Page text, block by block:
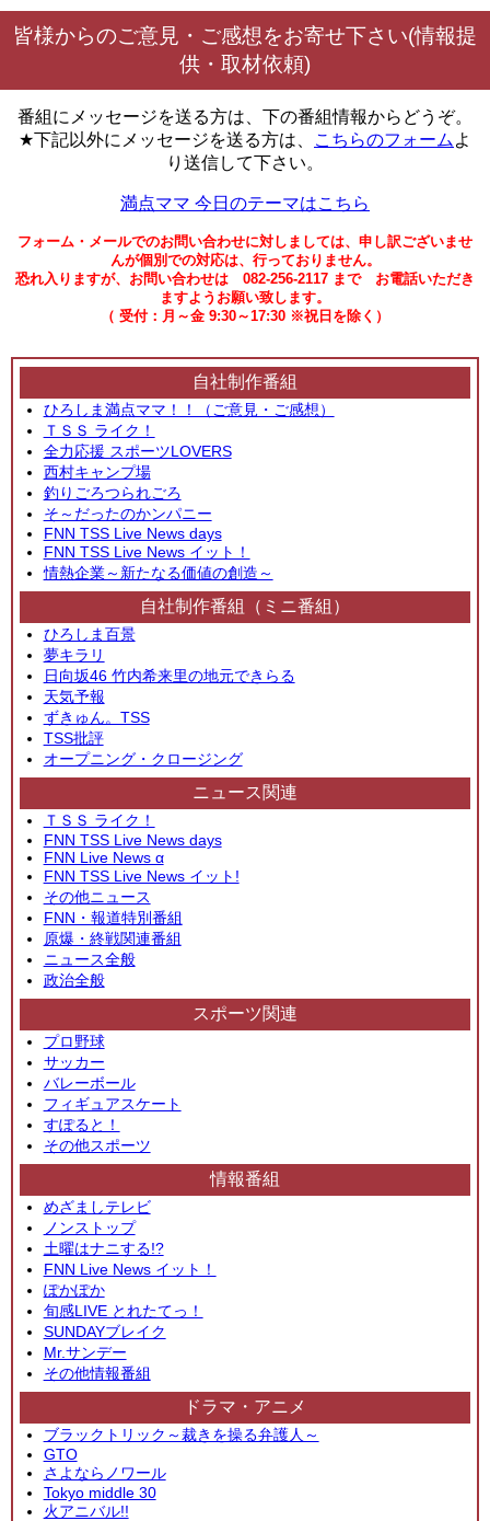
皆様からのご意見・ご感想をお寄せ下さい(情報提
供・取材依頼)
番組にメッセージを送る方は、下の番組情報からどうぞ。
★下記以外にメッセージを送る方は、
こちらのフォーム よ
り送信して下さい。
満点ママ 今日のテーマはこちら
フォーム・メールでのお問い合わせに対しましては、申し訳ございませ
んが個別での対応は、行っておりません。
恐れ入りますが、お問い合わせは 082-256-2117 まで お電話いただき
ますようお願い致します。
（ 受付：月～金 9:30～17:30 ※祝日を除く）
自社制作番組
ひろしま満点ママ！！（ご意見・ご感想）
ＴＳＳ ライク！
全力応援 スポーツLOVERS
西村キャンプ場
釣りごろつられごろ
そ～だったのかンパニー
FNN TSS Live News days
FNN TSS Live News イット！
情熱企業～新たなる価値の創造～
自社制作番組（ミニ番組）
ひろしま百景
夢キラリ
日向坂46 竹内希来里の地元できらる
天気予報
ずきゅん。TSS
TSS批評
オープニング・クロージング
ニュース関連
ＴＳＳ ライク！
FNN TSS Live News days
FNN Live News α
FNN TSS Live News イット!
その他ニュース
FNN・報道特別番組
原爆・終戦関連番組
ニュース全般
政治全般
スポーツ関連
プロ野球
サッカー
バレーボール
フィギュアスケート
すぽると！
その他スポーツ
情報番組
めざましテレビ
ノンストップ
土曜はナニする!?
FNN Live News イット！
ぽかぽか
旬感LIVE とれたてっ！
SUNDAYブレイク
Mr.サンデー
その他情報番組
ドラマ・アニメ
ブラックトリック～裁きを操る弁護人～
GTO
さよならノワール
Tokyo middle 30
火アニバル!!